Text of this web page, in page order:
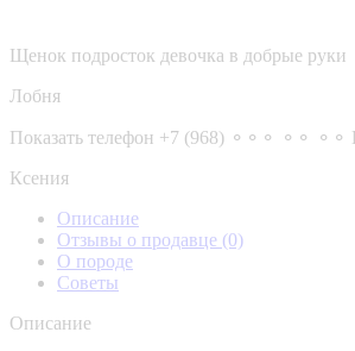
Щенок подросток девочка в добрые руки
Лобня
Показать телефон +7 (968) ⚬⚬⚬ ⚬⚬ ⚬⚬
Ксения
Описание
Отзывы о продавце (0)
О породе
Советы
Описание